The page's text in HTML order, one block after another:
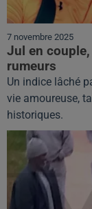
7 novembre 2025
Jul en
rumeurs
Un indice lâché
vie amoureuse,
historiques.